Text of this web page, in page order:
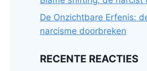
De Onzichtbare Erfenis:
narcisme doorbreken
RECENTE REACTIES